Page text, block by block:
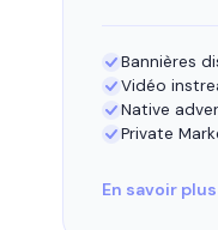
Bannières
Vidéo
Native
Private
En savoir